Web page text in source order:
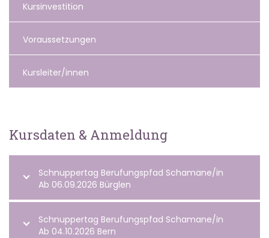
Kursinvestition
Voraussetzungen
Kursleiter/innen
Kursdaten & Anmeldung
Schnuppertag Berufungspfad Schamane/in
Ab 06.09.2026 Bürglen
Schnuppertag Berufungspfad Schamane/in
Ab 04.10.2026 Bern